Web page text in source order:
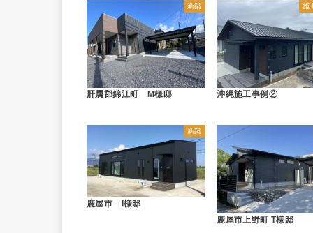
新築
肝属郡錦江町 M様邸
施
沖縄施工事例②
新築
鹿屋市 I様邸
鹿屋市上野町 T様邸